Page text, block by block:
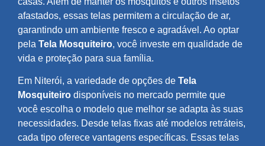
afastados, essas telas permitem a circulação de ar,
garantindo um ambiente fresco e agradável. Ao optar
pela Tela Mosquiteiro, você investe em qualidade de
vida e proteção para sua família.
Em Niterói, a variedade de opções de Tela
Mosquiteiro disponíveis no mercado permite que
você escolha o modelo que melhor se adapta às suas
necessidades. Desde telas fixas até modelos retráteis,
cada tipo oferece vantagens específicas. Essas telas